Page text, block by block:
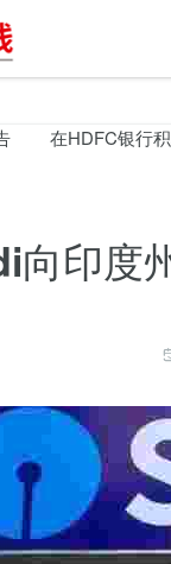
在HDFC银行积极;
印度